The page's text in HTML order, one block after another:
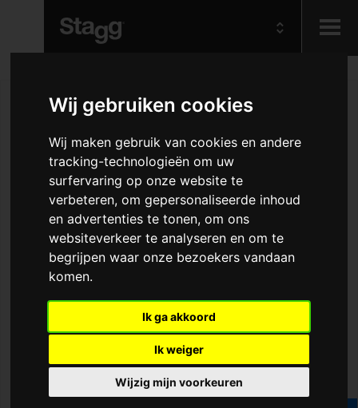
Wij gebruiken cookies
Wij maken gebruik van cookies en andere
tracking-technologieën om uw
surfervaring op onze website te
verbeteren, om gepersonaliseerde inhoud
en advertenties te tonen, om ons
websiteverkeer te analyseren en om te
begrijpen waar onze bezoekers vandaan
komen.
Ik ga akkoord
Ik weiger
Wijzig mijn voorkeuren
Audio &
Lighting